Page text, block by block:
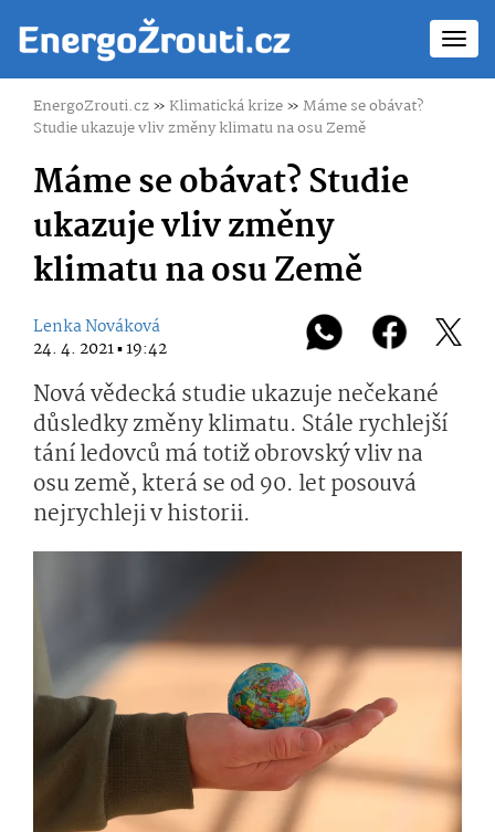
EnergoZrouti.cz»Klimatická krize»Máme se obávat?
Studie ukazuje vliv změny klimatu na osu Země
Máme se obávat? Studie
ukazuje vliv změny
klimatu na osu Země
Lenka Nováková
24. 4. 2021 ▪ 19:42
Nová vědecká studie ukazuje nečekané
důsledky změny klimatu. Stále rychlejší
tání ledovců má totiž obrovský vliv na
osu země, která se od 90. let posouvá
nejrychleji v historii.